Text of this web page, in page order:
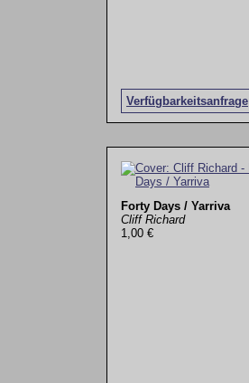
Verfügbarkeitsanfrage
Forty Days / Yarriva
Cliff Richard
1,00 €